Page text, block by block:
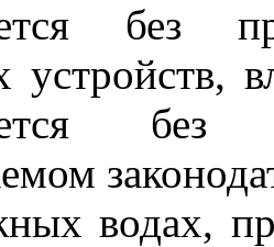
без
устройств, в
тся без
водах,